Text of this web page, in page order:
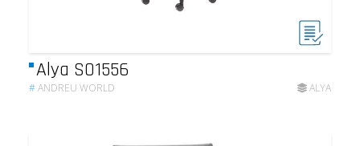
Alya SO1556
#ANDREU WORLD ALYA